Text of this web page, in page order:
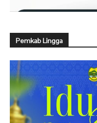
Pemkab Lingga